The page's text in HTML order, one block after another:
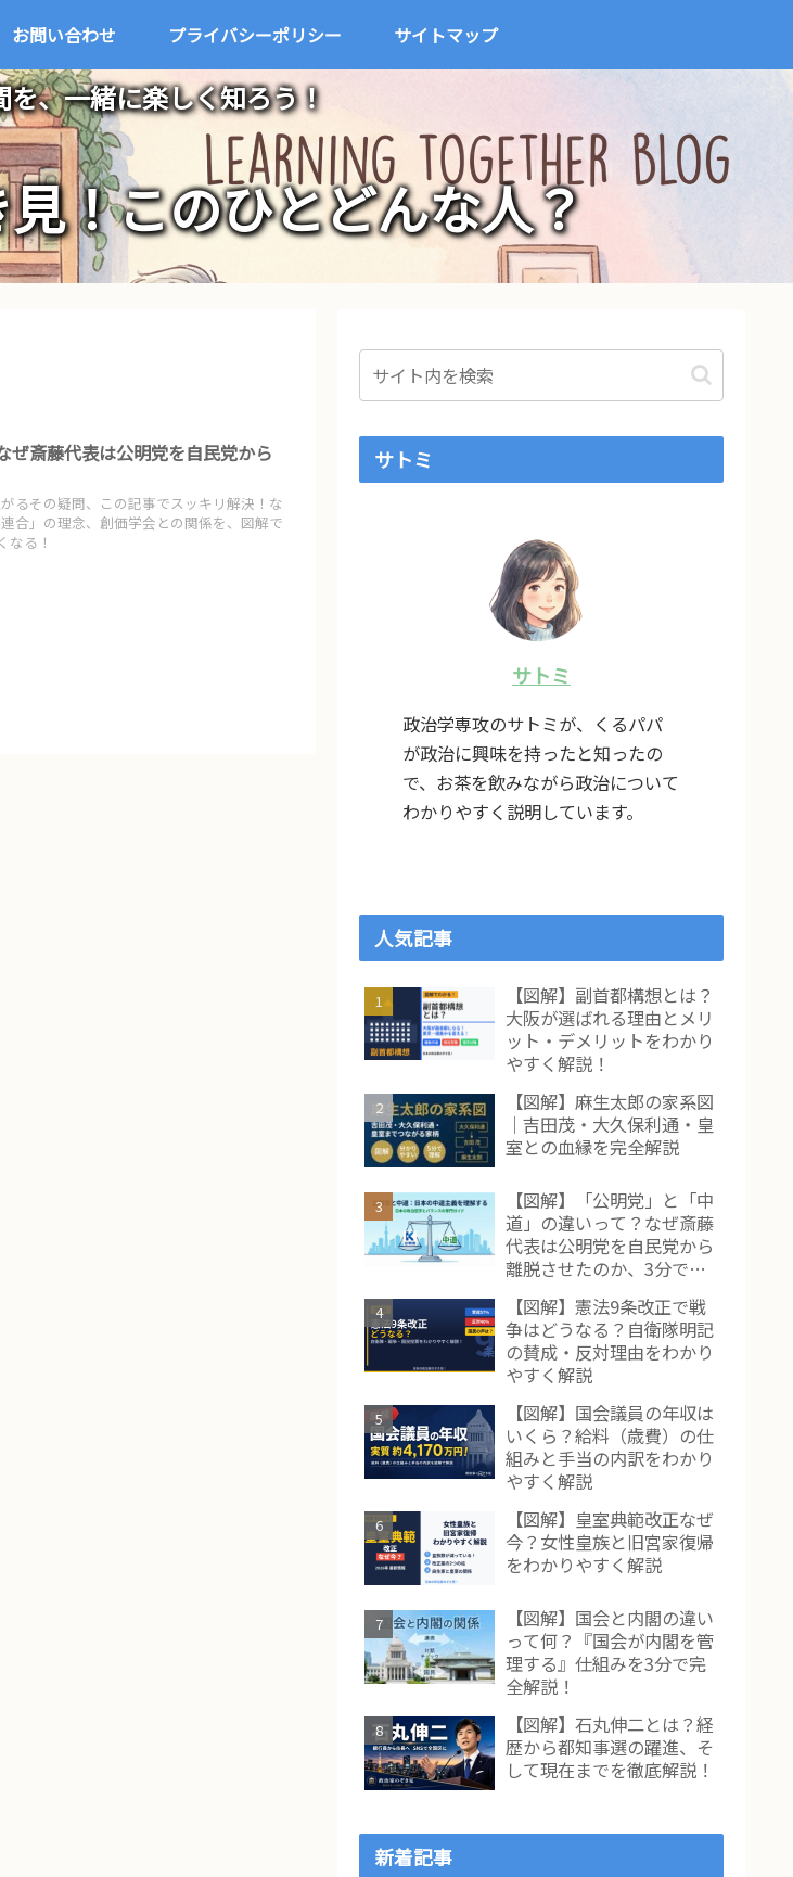
、一緒に楽しく知ろう！
！このひとどんな人？
お問い合わせ プライバシーポリシー サイトマップ
ぜ斎藤代表は公明党を自民党から
るその疑問、この記事でスッキリ解決！な
合」の理念、創価学会との関係を、図解で
る！
サトミ
サトミ
政治学専攻のサトミが、くるパパ
が政治に興味を持ったと知ったの
で、お茶を飲みながら政治について
わかりやすく説明しています。
人気記事
【図解】副首都構想とは？
大阪が選ばれる理由とメリ
ット・デメリットをわかり
やすく解説！
【図解】麻生太郎の家系図
｜吉田茂・大久保利通・皇
室との血縁を完全解説
【図解】「公明党」と「中
道」の違いって？なぜ斎藤
代表は公明党を自民党から
離脱させたのか、3分で解
【図解】憲法9条改正で戦
争はどうなる？自衛隊明記
の賛成・反対理由をわかり
やすく解説
【図解】国会議員の年収は
いくら？給料（歳費）の仕
組みと手当の内訳をわかり
やすく解説
【図解】皇室典範改正なぜ
今？女性皇族と旧宮家復帰
をわかりやすく解説
【図解】国会と内閣の違い
って何？『国会が内閣を管
理する』仕組みを3分で完
全解説！
【図解】石丸伸二とは？経
歴から都知事選の躍進、そ
して現在までを徹底解説！
新着記事